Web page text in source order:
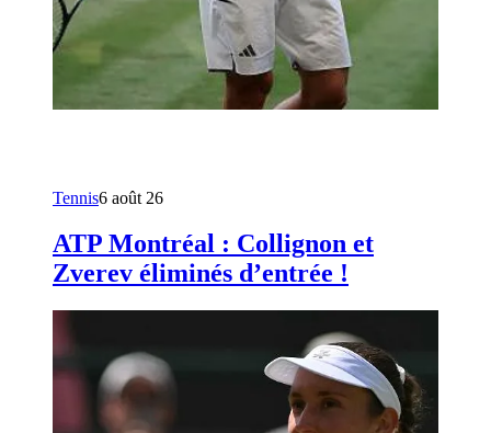
Tennis6 août 26
ATP Montréal : Collignon et
Zverev éliminés d’entrée !